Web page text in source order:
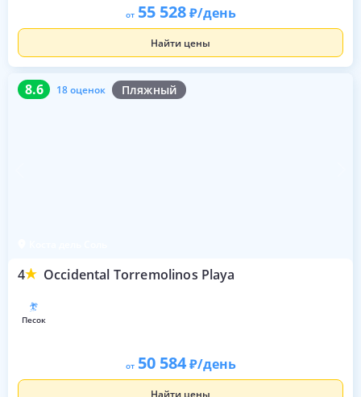
от 55 528 /день
Найти цены
8.6 18 оценок Пляжный
4 Occidental Torremolinos Playa
8.6 18 оценок
песок
от 50 584 /день
Найти цены